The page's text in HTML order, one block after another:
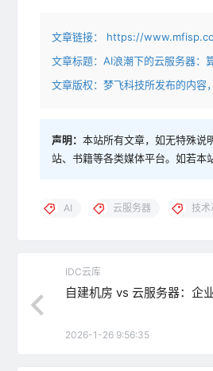
文章链接：
https://
文章标题： AI浪潮下的云服务器：
文章版权：梦飞科技所发布的内容
声明： 本站所有文章，如无特殊说
站、书籍等各类媒体平台。如若本
AI 云服务器 技术
IDC云库
自建机房 vs 云服务器：企
2026-1-26 9:56:35